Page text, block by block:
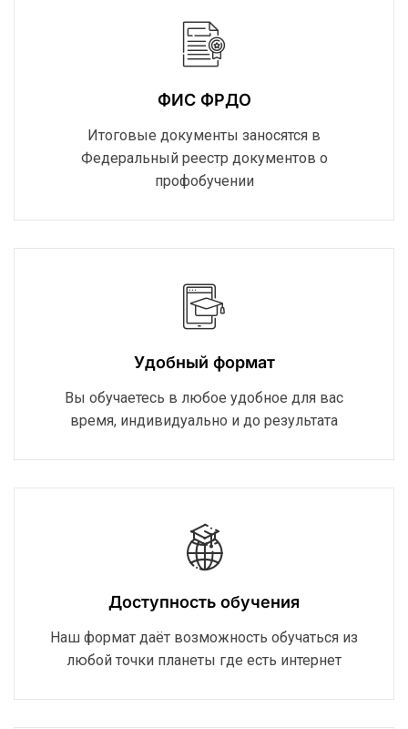
ФИС ФРДО
Итоговые документы заносятся в
Федеральный реестр документов о
профобучении
Удобный формат
Вы обучаетесь в любое удобное для вас
время, индивидуально и до результата
Доступность обучения
Наш формат даёт возможность обучаться из
любой точки планеты где есть интернет